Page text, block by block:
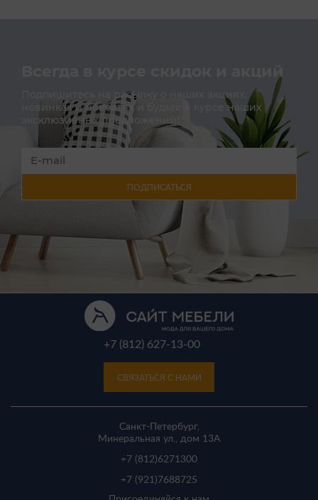
Всегда в курсе скидок и акций
Подпишитесь на расылку о наших акциях,
новинках и новостях и будьте в курсе наших
эксклюзивных предложений!
ПОДПИСАТЬСЯ
+7 (812) 627-13-00
СВЯЗАТЬСЯ С НАМИ
Санкт-Петербург,
Минеральная ул., дом 13A
+7 (812)6271300
+7 (921) 7688725